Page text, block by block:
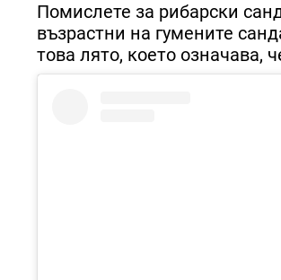
Помислете за рибарски
възрастни на гумените
това лято, което означава,